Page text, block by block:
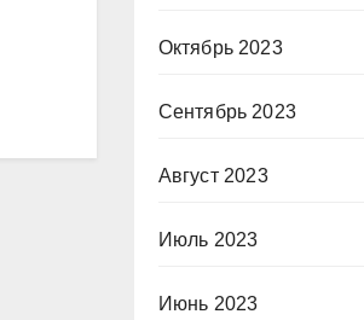
Октябрь 2023
Сентябрь 2023
Август 2023
Июль 2023
Июнь 2023